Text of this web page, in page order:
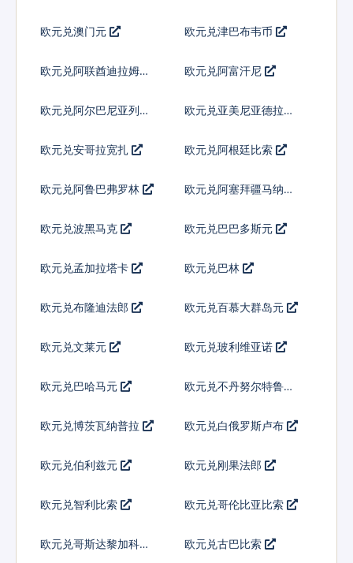
欧元兑澳门元 欧元兑津巴布韦币
欧元兑阿联酋迪拉姆流
欧元兑阿富汗尼
欧元兑阿尔巴尼亚列克 欧元兑亚美尼亚德拉姆
欧元兑安哥拉宽扎 欧元兑阿根廷比索
欧元兑阿鲁巴弗罗林 欧元兑阿塞拜疆马纳特
欧元兑波黑马克 欧元兑巴巴多斯元
欧元兑孟加拉塔卡 欧元兑巴林
欧元兑布隆迪法郎 欧元兑百慕大群岛元
欧元兑文莱元 欧元兑玻利维亚诺
欧元兑巴哈马元 欧元兑不丹努尔特鲁姆
欧元兑博茨瓦纳普拉 欧元兑白俄罗斯卢布
欧元兑伯利兹元 欧元兑刚果法郎
欧元兑智利比索 欧元兑哥伦比亚比索
欧元兑哥斯达黎加科朗 欧元兑古巴比索